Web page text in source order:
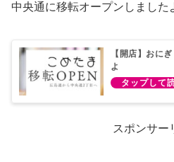
中央通に移転オープンしました
【開店】おに
よ
スポンサー